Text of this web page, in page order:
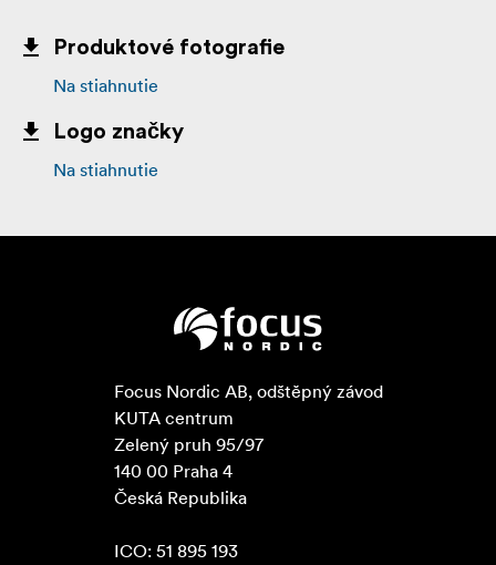
Produktové fotografie
Na stiahnutie
Logo značky
Na stiahnutie
Focus Nordic AB, odštěpný závod
KUTA centrum
Zelený pruh 95/97
140 00 Praha 4
Česká Republika
ICO: 51 895 193